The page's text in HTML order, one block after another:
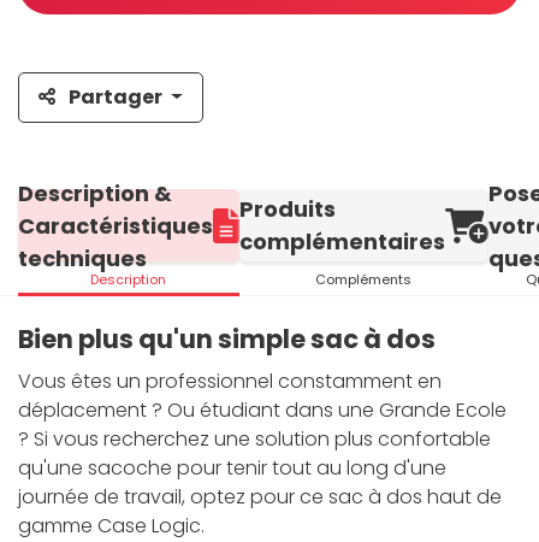
Partager
Description &
Caractéristiques
techniques
Description
Produits
complémentaires
Compléments
Bien plus qu'un simple sac à dos
Vous êtes un professionnel constamment en
déplacement ? Ou étudiant dans une Grande Ecole
? Si vous recherchez une solution plus confortable
qu'une sacoche pour tenir tout au long d'une
journée de travail, optez pour ce sac à dos haut de
gamme Case Logic.